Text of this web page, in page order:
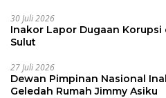
30 Juli 2026
Inakor Lapor Dugaan Korupsi
Sulut
27 Juli 2026
Dewan Pimpinan Nasional
Geledah Rumah Jimmy Asiku